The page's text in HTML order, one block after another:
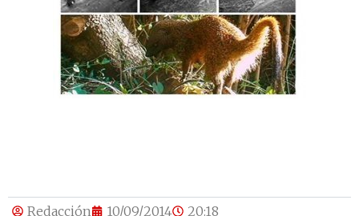
Redacción 10/09/2014 20:18